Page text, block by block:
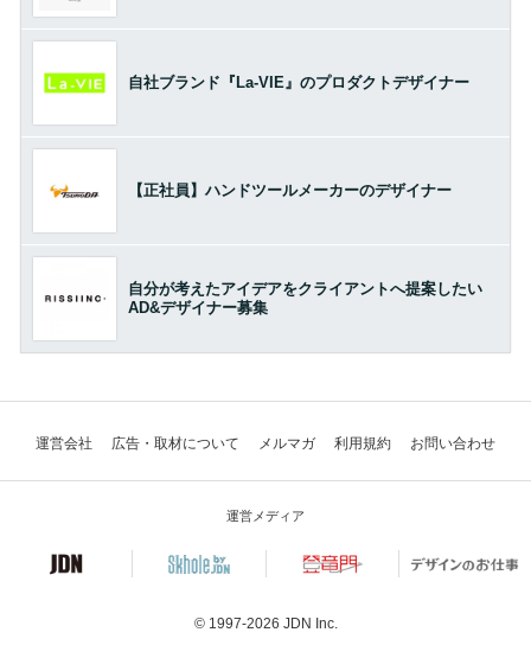
自社ブランド『La-VIE』のプロダクトデザイナー
【正社員】ハンドツールメーカーのデザイナー
自分が考えたアイデアをクライアントへ提案したい
AD&デザイナー募集
運営会社 広告・取材について メルマガ 利用規約 お問い合わせ
運営メディア
© 1997-2026 JDN Inc.